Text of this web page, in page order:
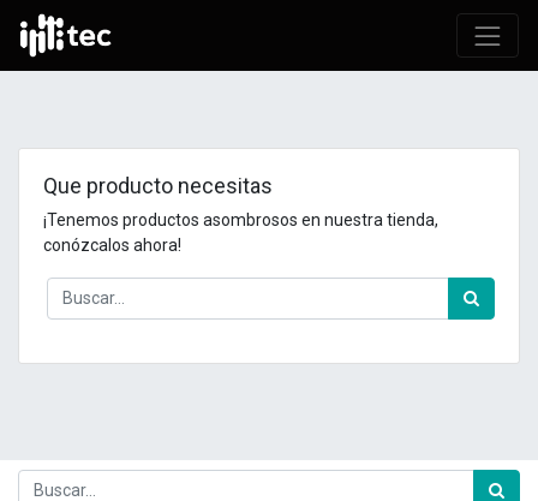
Que producto necesitas
¡Tenemos productos asombrosos en nuestra tienda,
conózcalos ahora!